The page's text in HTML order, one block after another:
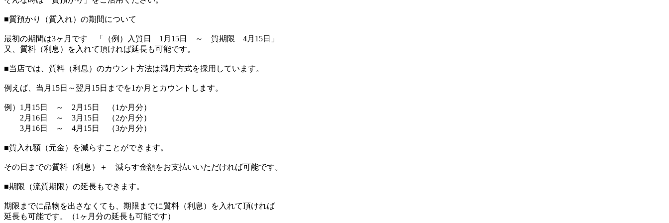
■質預かり（質入れ）の期間について
最初の期間は3ヶ月です 「（例）入質日 1月15日 ～ 質期限 4月15日」
又、質料（利息）を入れて頂ければ延長も可能です。
■当店では、質料（利息）のカウント方法は満月方式を採用しています。
例えば、当月15日～翌月15日までを1か月とカウントします。
例）1月15日 ～ 2月15日 （1か月分）
2月16日 ～ 3月15日 （2か月分）
3月16日 ～ 4月15日 （3か月分）
■質入れ額（元金）を減らすことができます。
その日までの質料（利息）＋ 減らす金額をお支払いいただければ可能です。
■期限（流質期限）の延長もできます。
期限までに品物を出さなくても、期限までに質料（利息）を入れて頂ければ
延長も可能です。（1ヶ月分の延長も可能です）